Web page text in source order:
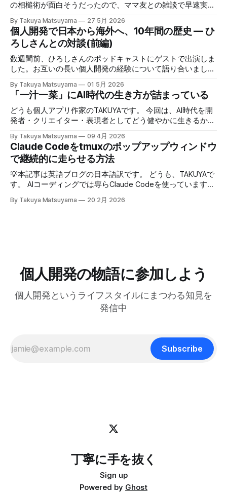
の相槌術が面白そうだったので、ママ友との雑談で早速実践
で癖になっている批判的思考を完全オフにし、相槌に全神経
を注ぐ、というものだ。「へぇ」「うん」「うーん」「なる
ほど〜」と、相手の話にどんなバリエーションで返そうかと
いう所に集中する。騙されたと思って試してみて欲しいんだ
が、このお陰で相手の話がよく理解できて、自然なフォロー
アップの質問やリアクションが浮かぶようになる。こちらか
ら頑張って面白い話をひねり出す必要が無いので、気が楽に
なった。話の結論も何もいらなくて、「そうなんですね」
「いいですね」「ほんじゃお疲れ様です〜」みたいな感じで
締めくくる。反応に困ったらとりあえず「いいですね」まじ
で便利！男相手の会話でも有効。インタビューにも応用が利
きそうだ。 天気が悪くてだるいので、やる気が出るまで部
屋でレシートの撮影などの単純作業をして過ごした。レシー
トを撮ったら事務代行さんに投げる。そのうちAIに代替させ
ーラムをチェックしたら、
By Takuya Matsuyama 27 5月 2026
個人開発で日本から海外へ、10年間の歴史 — ひ
ろしさんとの対談(前編)
数週間前、ひろしさんのポッドキャストにゲストで出演しま
した。お互いの長い個人開発の経験について語り合いまし
き起こしが出来たので、こちらに掲載します。お楽しみくだ
さい。 ※ギアアイコンをクリックして、音声と字幕を日本語
に変更できます。 00:00 イントロ:TAKUYAさんようこそ
01:32 TAKUYAさんの自己紹介:WalknoteからInkdropまで
がフリーランス案件につながった 09:17 Inkdropで食えるよ
うになるまで 12:15 なぜ最初から海外市場を狙ったのか
14:54 AI登場前、英語コピーに苦戦した話 16:18 AIバイブコ
ーディング時代をどう見ているか 17:24 全てのコードを一行
ずつレビューする使い方 21:06 AIは新幹線:速さの先にあるも
の 25:53 AI時代に「感性」が大事になる 27:
By Takuya Matsuyama 01 5月 2026
「一汁一菜」にAI時代の生き方が詰まっている
どうも個人アプリ作家のTAKUYAです。 今回は、AI時代を開
発者・クリエイター・表現者としてどう健やかに生きるか、
の「健やかに生きる」とは、心身の健康を保ちながら、もの
づくりを楽しみ続けるという意味です。 読者の中にも、最
近のAIの急速な進化の中でどう生き残り、さらに活躍してい
くかを悩んでいる方は多いのではないでしょうか。正直、す
べてに対する正解はわかりません。未来を正確に予測できる
人はいないからです。 でも自分は、ソフトウェア寄りのア
ーティストとして生きる上で大事なのは、「戦略」や「堀
菜でよいという提案」 を読んで、日々のリズムを健やかに
保つためのヒントがたくさん詰まっていると感じまし
By Takuya Matsuyama 09 4月 2026
Claude Codeをtmuxのポップアップウィンドウ
で継続的に走らせる方法
💡本記事は英語ブログの日本語訳です。 どうも、TAKUYAで
す。 AIコーディングでは専らClaude Codeを使っています。
いたのですが、幅が狭すぎてメッセージやdiffがまともに表
す。 この記事では、それを実現するためのtmuxの設定方法
を紹介します。 動画で見る(英語): ポップアップウィンドウ
ドを使うとポップアップウィンドウを表示でき、ちょっとし
たツールにすぐアクセスするのに便利です。 僕はlazygitで
By Takuya Matsuyama 20 2月 2026
個人開発の物語に参加しよう
個人開発というライフスタイルにまつわる知見を
発信中
Subscribe
丁寧に手を抜く
Sign up
Powered by Ghost